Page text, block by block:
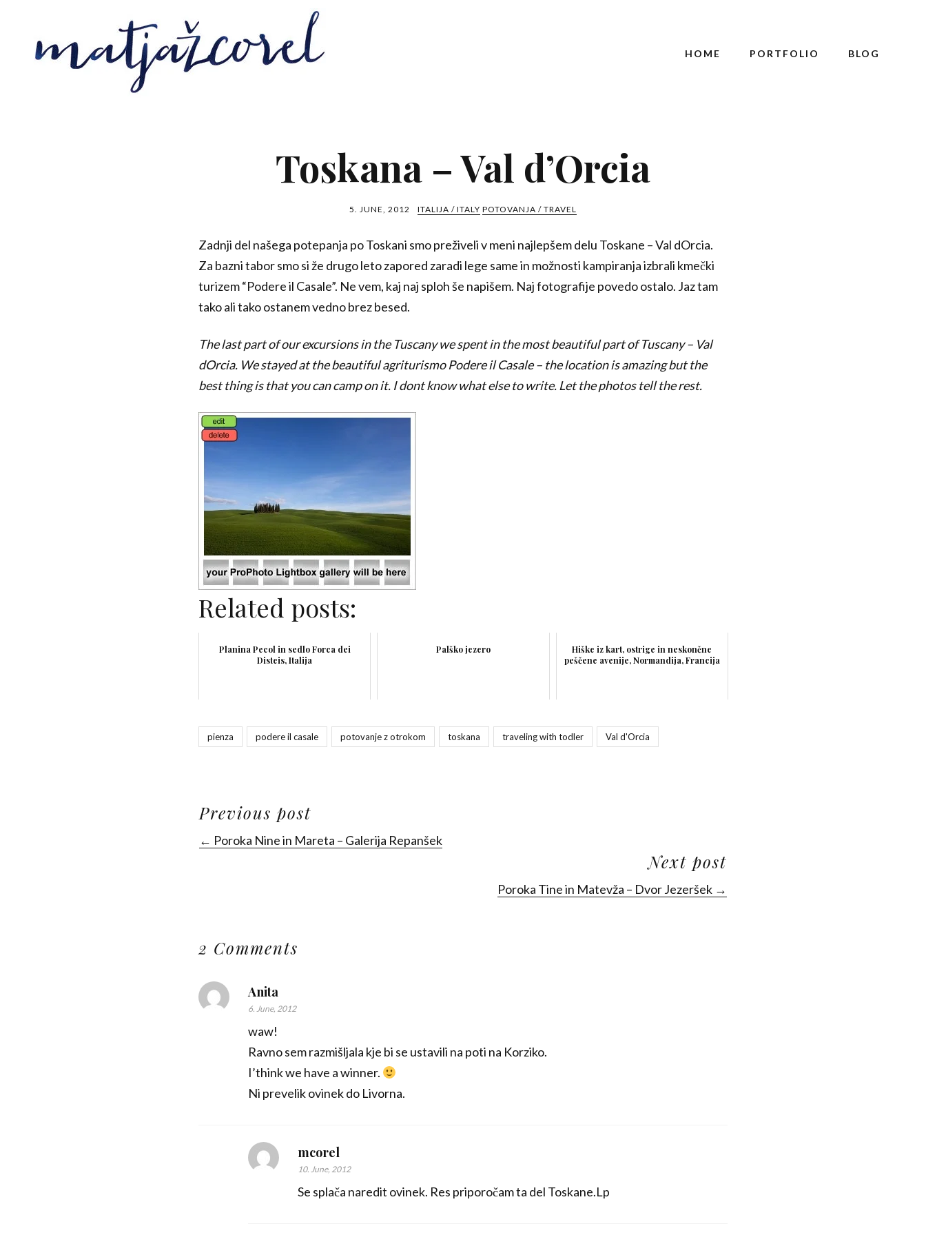
HOME PORTFOLIO BLOG
Toskana – Val d’Orcia
5. JUNE, 2012 ITALIJA / ITALY POTOVANJA / TRAVEL
Zadnji del našega potepanja po Toskani smo preživeli v meni najlepšem delu Toskane – Val dOrcia.
Za bazni tabor smo si že drugo leto zapored zaradi lege same in možnosti kampiranja izbrali kmečki
turizem “Podere il Casale”. Ne vem, kaj naj sploh še napišem. Naj fotografije povedo ostalo. Jaz tam
tako ali tako ostanem vedno brez besed.
The last part of our excursions in the Tuscany we spent in the most beautiful part of Tuscany – Val
dOrcia. We stayed at the beautiful agriturismo Podere il Casale – the location is amazing but the
best thing is that you can camp on it. I dont know what else to write. Let the photos tell the rest.
Related posts:
Planina Pecol in sedlo Forca dei
Disteis, Italija
Palško jezero
Hiške iz kart, ostrige in neskončne
peščene avenije, Normandija, Francija
pienza podere il casale potovanje z otrokom toskana traveling with todler Val d'Orcia
Previous post
← Poroka Nine in Mareta – Galerija Repanšek
Next post
Poroka Tine in Matevža – Dvor Jezeršek →
2 Comments
Anita
6. June, 2012
waw!
Ravno sem razmišljala kje bi se ustavili na poti na Korziko.
I’think we have a winner.
Ni prevelik ovinek do Livorna.
mcorel
10. June, 2012
Se splača naredit ovinek. Res priporočam ta del Toskane.Lp